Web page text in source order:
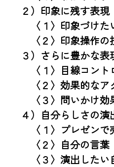
２）印象に残す表現
〈１〉印象づけた
〈２〉印象操作の
３）さらに豊かな表
〈１〉目線コント
〈２〉効果的なア
〈３〉問いかけ効
４）自分らしさの演
〈１〉プレゼンで
〈２〉自分の言葉
〈３〉演出したい